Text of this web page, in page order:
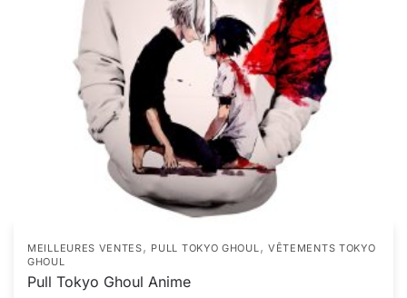
MEILLEURES VENTES, PULL TOKYO GHOUL, VÊTEMENTS TOKYO
GHOUL
Pull Tokyo Ghoul Anime